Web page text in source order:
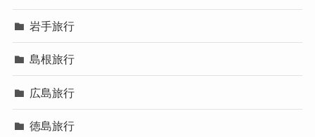
岩手旅行
島根旅行
広島旅行
徳島旅行